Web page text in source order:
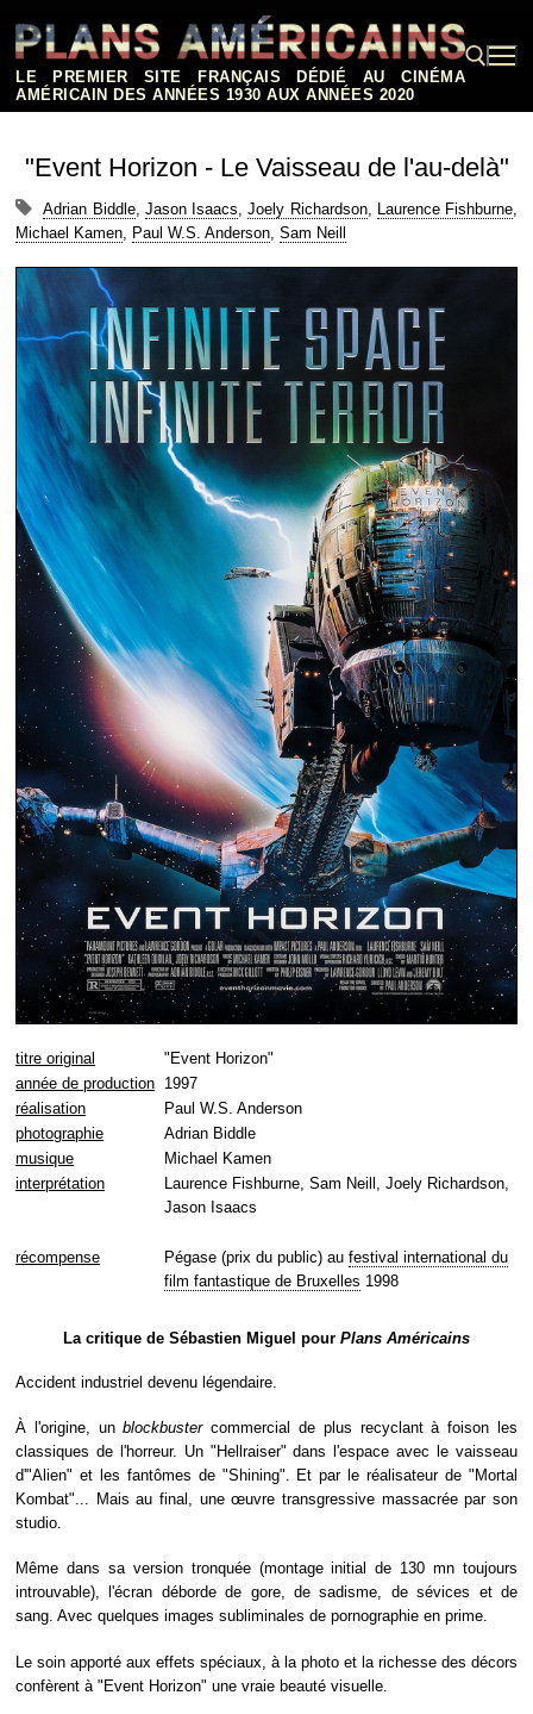
contenu
LE PREMIER SITE FRANÇAIS DÉDIÉ AU CINÉMA
AMÉRICAIN DES ANNÉES 1930 AUX ANNÉES 2020
"Event Horizon - Le Vaisseau de l'au-delà"
Adrian Biddle, Jason Isaacs,Joely Richardson, Laurence Fishburne,
Michael Kamen, Paul W.S. Anderson, Sam Neill
titre original
"Event Horizon"
année de production 1997
réalisation
Paul W.S. Anderson
photographie
Adrian Biddle
musique
Michael Kamen
interprétation
Laurence Fishburne, Sam Neill, Joely Richardson,
Jason Isaacs
récompense Pégase (prix du public) au festival international du
film fantastique de Bruxelles 1998
La critique de Sébastien Miguel pour Plans Américains
Accident industriel devenu légendaire.
À l'origine, unblockbustercommercial de plus recyclant à foison les
classiques de l'horreur. Un "Hellraiser" dans l'espace avec le vaisseau
d'"Alien" et les fantômes de "Shining". Et par le réalisateur de "Mortal
Kombat"... Mais au final, une œuvre transgressive massacrée par son
studio.
Même dans sa version tronquée (montage initial de 130 mn toujours
introuvable), l'écran déborde de gore, de sadisme, de sévices et de
sang. Avec quelques images subliminales de pornographie en prime.
Le soin apporté aux effets spéciaux, à la photo et la richesse des décors
confèrent à "Event Horizon" une vraie beauté visuelle.